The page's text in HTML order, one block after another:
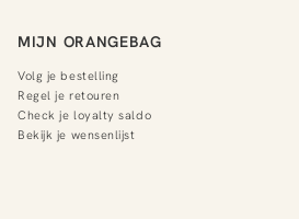
MIJN ORANGEBAG
Volg je bestelling
Regel je retouren
Check je loyalty saldo
Bekijk je wensenlijst